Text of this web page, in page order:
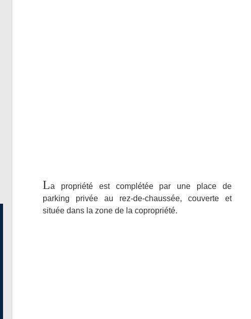
La propriété est complétée par une place de
parking privée au rez-de-chaussée, couverte et
située dans la zone de la copropriété.